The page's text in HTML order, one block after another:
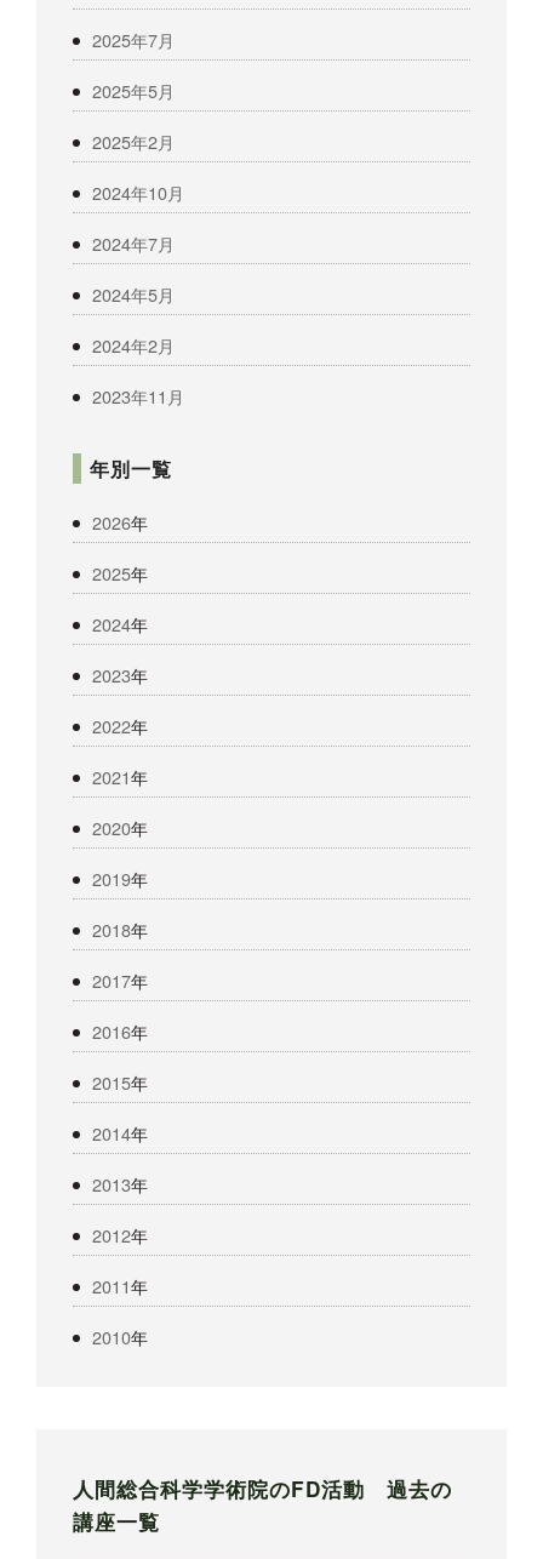
2025年7月
2025年5月
2025年2月
2024年10月
2024年7月
2024年5月
2024年2月
2023年11月
年別一覧
2026年
2025年
2024年
2023年
2022年
2021年
2020年
2019年
2018年
2017年
2016年
2015年
2014年
2013年
2012年
2011年
2010年
人間総合科学学術院のFD活動 過去の
講座一覧